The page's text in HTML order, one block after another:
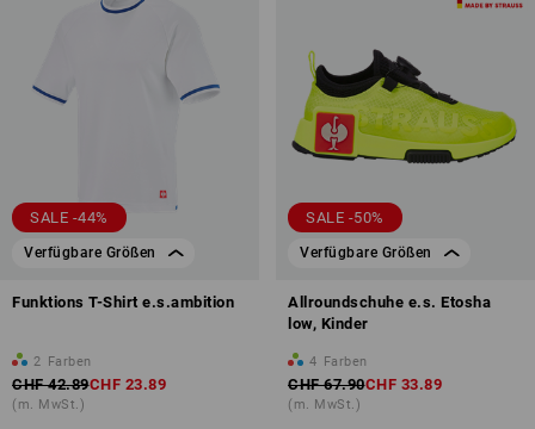
SALE -44%
Verfügbare Größen
Funktions T-Shirt e.s.ambition
2 Farben
CHF 42.89CHF 23.89
(m. MwSt.)
SALE -50%
Verfügbare Größen
Allroundschuhe e.s. Etosha
low, Kinder
4 Farben
CHF 67.90CHF 33.89
(m. MwSt.)